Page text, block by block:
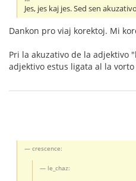
Jes, jes kaj jes. Sed sen
Dankon pro viaj korektoj. Mi
Pri la akuzativo de la adjektivo
adjektivo estus ligata al la vorto
crescence:
le_chaz: